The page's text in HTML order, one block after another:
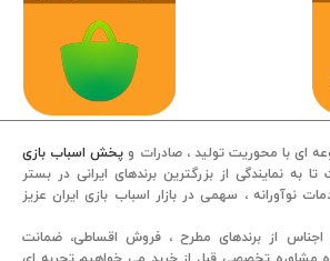
ای با محوریت تولید ، صادرات و پخش اسباب بازی
به نمایندگی از بزرگترین برندهای ایرانی در بستر
نوآورانه ، سهمی در بازار اسباب بازی ایران عزیز
اجناس از برندهای مطرح ، فروش اقساطی، ضمانت